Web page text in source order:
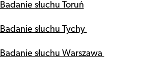
Badanie słuchu Toruń
Badanie słuchu Tychy
Badanie słuchu Warszawa